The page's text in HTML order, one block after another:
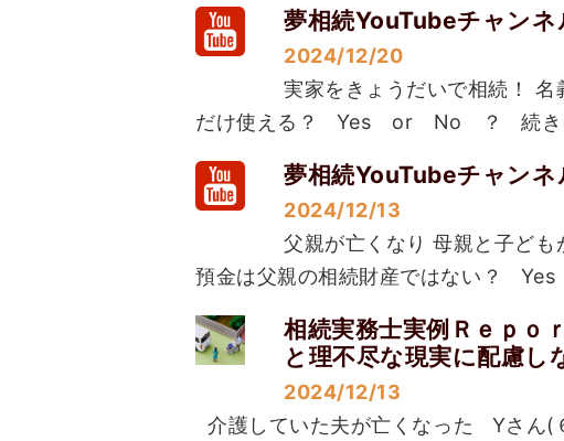
夢相続YouTubeチャン
2024/12/20
実家をきょうだいで相続！
だけ使える？ Yes or No ？ 続き
夢相続YouTubeチャンネ
2024/12/13
父親が亡くなり 母親と子ど
預金は父親の相続財産ではない？
相続実務士実例Ｒｅｐｏ
と理不尽な現実に配慮し
2024/12/13
介護していた夫が亡くなった Yさん(